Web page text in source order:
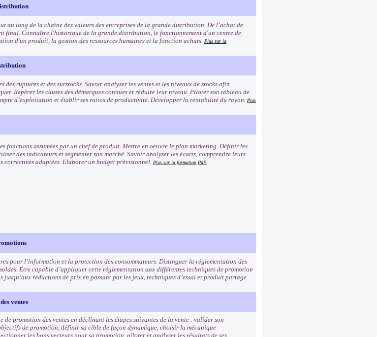
au long de la chaîne des valeurs des entreprises de la grande distribution. De l’achat de
final. Connaître l'historique de la grande distribution, le fonctionnement d'un centre de
d'un produit, la gestion des ressources humaines et la fonction achats. Plus sur la
des ruptures et des surstocks. Savoir analyser les ventes et les niveaux de stocks afin
Repérer les causes des démarques connues et réduire leur niveau. Piloter son tableau de
d’exploitation et établir ses ratios de productivité. Développer la rentabilité du rayon. Plus
fonctions assumées par un chef de produit. Mettre en oeuvre le plan marketing. Définir les
des indicateurs et segmenter son marché. Savoir analyser les écarts, comprendre leurs
correctives adaptées. Elaborer un budget prévisionnel. Plus sur la formation PdF.
pour l’information et la protection des consommateurs. Distinguer la réglementation des
Etre capable d’appliquer cette réglementation aux différentes techniques de promotion
jusqu’aux réductions de prix en passant par les jeux, techniques d’essai et produit partage.
ventes
de promotion des ventes en déclinant les étapes suivantes de la vente : valider son
de promotion, définir sa cible de façon dynamique, choisir la mécanique
les bons vecteurs pour sa promotion, piloter et analyser les résultats de ses